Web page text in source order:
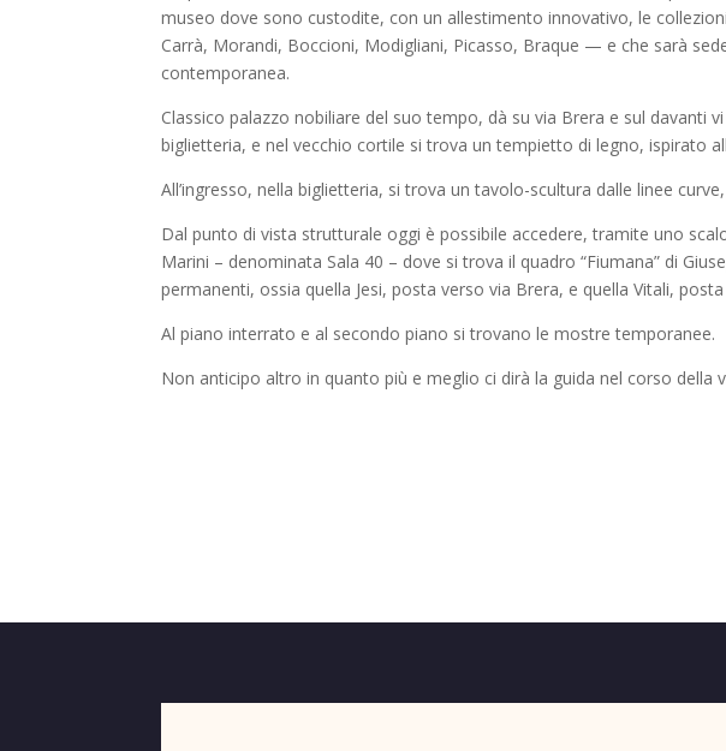
museo dove sono custodite, con un allestimento innovativo, le
Carrà, Morandi, Boccioni, Modigliani, Picasso, Braque — e che sarà
contemporanea.
Classico palazzo nobiliare del suo tempo, dà su via Brera e sul davanti
biglietteria, e nel vecchio cortile si trova un tempietto di legno, ispirato
All’ingresso, nella biglietteria, si trova un tavolo-scultura dalle linee
Dal punto di vista strutturale oggi è possibile accedere, tramite uno
Marini – denominata Sala 40 – dove si trova il quadro “Fiumana” di
permanenti, ossia quella Jesi, posta verso via Brera, e quella Vitali,
Al piano interrato e al secondo piano si trovano le mostre temporanee.
Non anticipo altro in quanto più e meglio ci dirà la guida nel corso della